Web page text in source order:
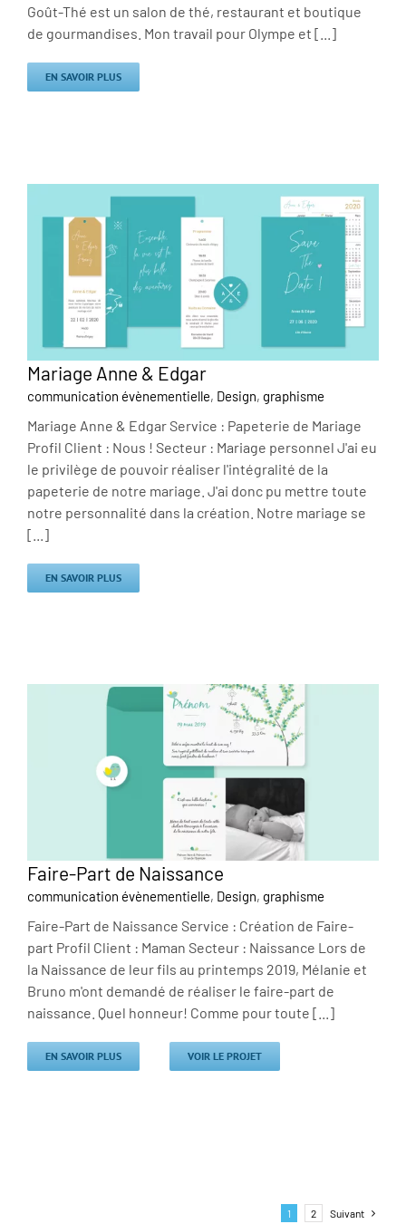
Goût-Thé est un salon de thé, restaurant et boutique
de gourmandises. Mon travail pour Olympe et [...]
EN SAVOIR PLUS
Mariage Anne & Edgar
communication évènementielle, Design, graphisme
Mariage Anne & Edgar Service : Papeterie de Mariage
Profil Client : Nous ! Secteur : Mariage personnel J'ai eu
le privilège de pouvoir réaliser l'intégralité de la
papeterie de notre mariage. J'ai donc pu mettre toute
notre personnalité dans la création. Notre mariage se
[...]
EN SAVOIR PLUS
Faire-Part de Naissance
communication évènementielle, Design, graphisme
Faire-Part de Naissance Service : Création de Faire-
part Profil Client : Maman Secteur : Naissance Lors de
la Naissance de leur fils au printemps 2019, Mélanie et
Bruno m'ont demandé de réaliser le faire-part de
naissance. Quel honneur! Comme pour toute [...]
EN SAVOIR PLUS VOIR LE PROJET
1 2 Suivant